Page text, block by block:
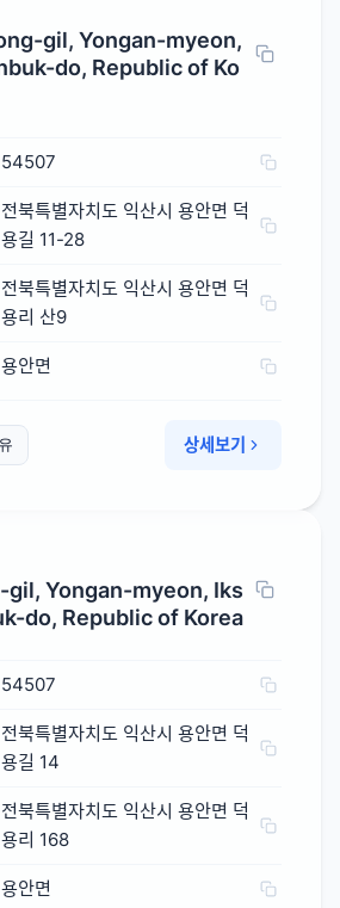
gil, Yongan-myeon,
do, Republic of Ko
54507
전북특별자치도 익산시 용안면 덕
용길 11-28
전북특별자치도 익산시 용안면 덕
용리 산9
용안면
상세보기
gil, Yongan-myeon, Iks
do, Republic of Korea
54507
전북특별자치도 익산시 용안면 덕
용길 14
전북특별자치도 익산시 용안면 덕
용리 168
용안면